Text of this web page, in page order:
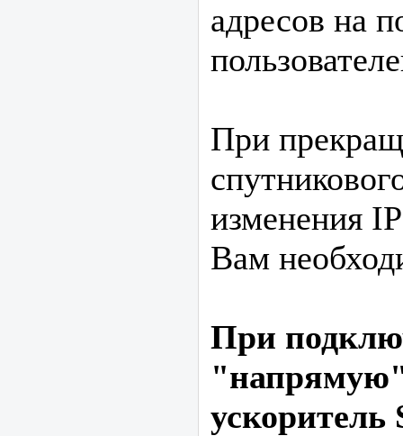
адресов на
При
изменения
Вам
При
"напрямую"